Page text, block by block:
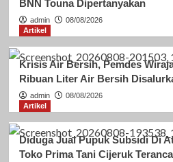
BNN Touna Dipertanyakan
admin
08/08/2026
Artikel
Krisis Air Bersih, Pemdes
Ribuan Liter Air Bersih
admin
08/08/2026
Artikel
Diduga Jual Pupuk Subsidi Di
Toko Prima Tani Cijeruk